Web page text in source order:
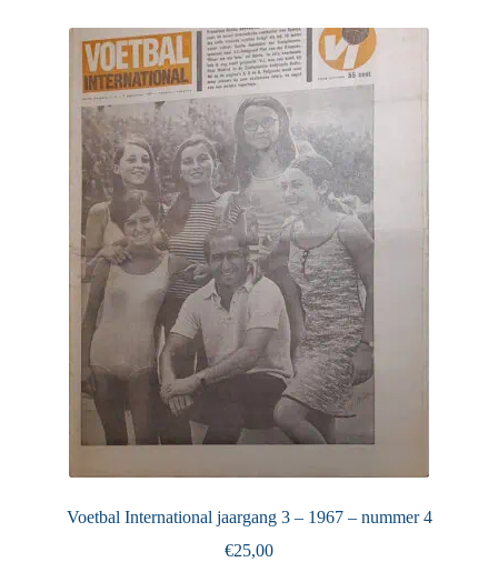
Voetbal International jaargang 3 – 1967 – nummer 4
€25,00